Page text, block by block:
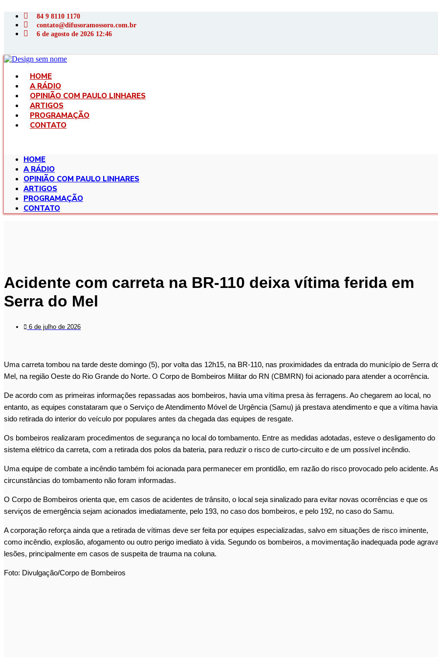
para
conteúdo
84 9 8110 1170
contato@difusoramossoro.com.br
6 de agosto de 2026 12:46
HOME
A RÁDIO
OPINIÃO COM PAULO LINHARES
ARTIGOS
PROGRAMAÇÃO
CONTATO
HOME
A RÁDIO
OPINIÃO COM PAULO LINHARES
ARTIGOS
PROGRAMAÇÃO
CONTATO
Acidente com carreta na BR-110 deixa vítima ferida em
Serra do Mel
6 de julho de 2026
Uma carreta tombou na tarde deste domingo (5), por volta das 12h15, na BR-110, nas proximidades da entrada do município de Serra
Mel, na região Oeste do Rio Grande do Norte. O Corpo de Bombeiros Militar do RN (CBMRN) foi acionado para atender a ocorrência.
De acordo com as primeiras informações repassadas aos bombeiros, havia uma vítima presa às ferragens. Ao chegarem ao local, no
entanto, as equipes constataram que o Serviço de Atendimento Móvel de Urgência (Samu) já prestava atendimento e que a vítima havia
sido retirada do interior do veículo por populares antes da chegada das equipes de resgate.
Os bombeiros realizaram procedimentos de segurança no local do tombamento. Entre as medidas adotadas, esteve o desligamento do
sistema elétrico da carreta, com a retirada dos polos da bateria, para reduzir o risco de curto-circuito e de um possível incêndio.
Uma equipe de combate a incêndio também foi acionada para permanecer em prontidão, em razão do risco provocado pelo acidente. As
circunstâncias do tombamento não foram informadas.
O Corpo de Bombeiros orienta que, em casos de acidentes de trânsito, o local seja sinalizado para evitar novas ocorrências e que os
serviços de emergência sejam acionados imediatamente, pelo 193, no caso dos bombeiros, e pelo 192, no caso do Samu.
A corporação reforça ainda que a retirada de vítimas deve ser feita por equipes especializadas, salvo em situações de risco iminente,
como incêndio, explosão, afogamento ou outro perigo imediato à vida. Segundo os bombeiros, a movimentação inadequada pode
lesões, principalmente em casos de suspeita de trauma na coluna.
Foto: Divulgação/Corpo de Bombeiros